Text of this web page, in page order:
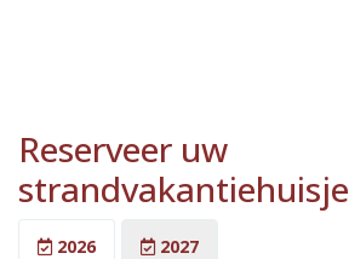
Reserveer uw
strandvakantiehuisje
2026 2027